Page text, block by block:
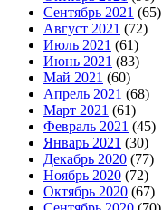
Сентябрь 2021 (65)
Август 2021 (72)
Июль 2021 (61)
Июнь 2021 (83)
Май 2021 (60)
Апрель 2021 (68)
Март 2021 (61)
Февраль 2021 (45)
Январь 2021 (30)
Декабрь 2020 (77)
Ноябрь 2020 (72)
Октябрь 2020 (67)